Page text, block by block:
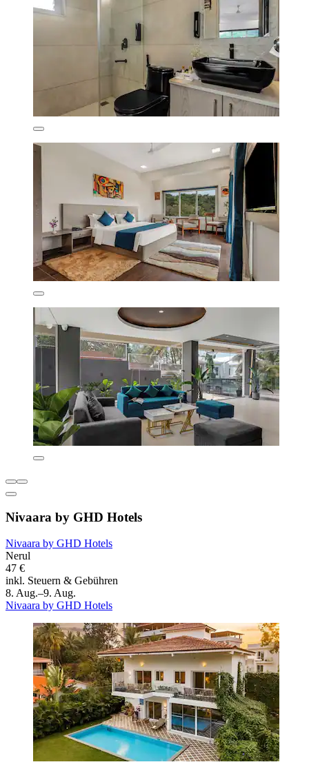
Nivaara by GHD Hotels
Nivaara by GHD Hotels
Nerul
47 €
inkl. Steuern & Gebühren
8. Aug.–9. Aug.
Nivaara by GHD Hotels